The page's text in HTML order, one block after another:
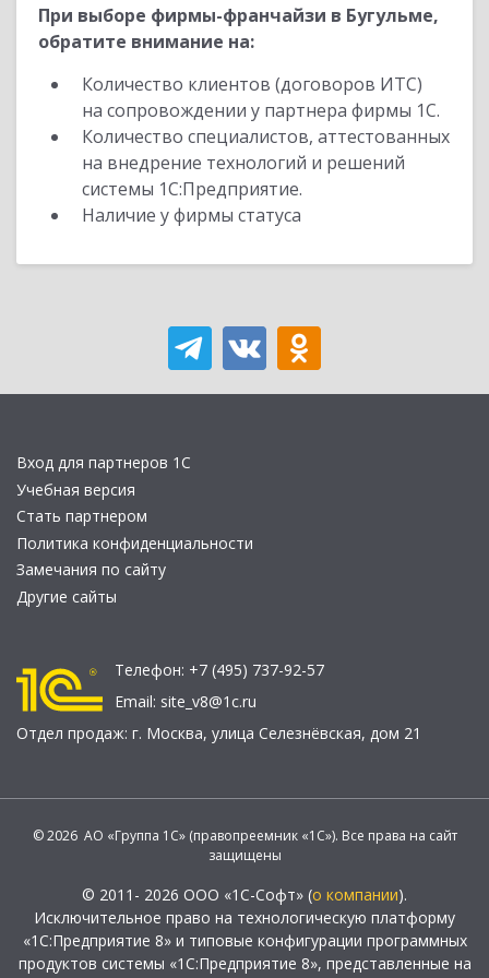
При выборе фирмы-франчайзи в Бугульме,
обратите внимание на:
Количество клиентов (договоров ИТС)
на сопровождении у партнера фирмы 1С.
Количество специалистов, аттестованных
на внедрение технологий и решений
системы 1С:Предприятие.
Наличие у фирмы статуса
Вход для партнеров 1С
Учебная версия
Стать партнером
Политика конфиденциальности
Замечания по сайту
Другие сайты
Телефон: +7 (495) 737-92-57
Email: site_v8@1c.ru
Отдел продаж: г. Москва, улица Селезнёвская, дом 21
© 2026 АО «Группа 1С» (правопреемник «1С»). Все права на сайт
защищены
© 2011- 2026 ООО «1С-Софт» (о компании).
Исключительное право на технологическую платформу
«1С:Предприятие 8» и типовые конфигурации программных
продуктов системы «1С:Предприятие 8», представленные на